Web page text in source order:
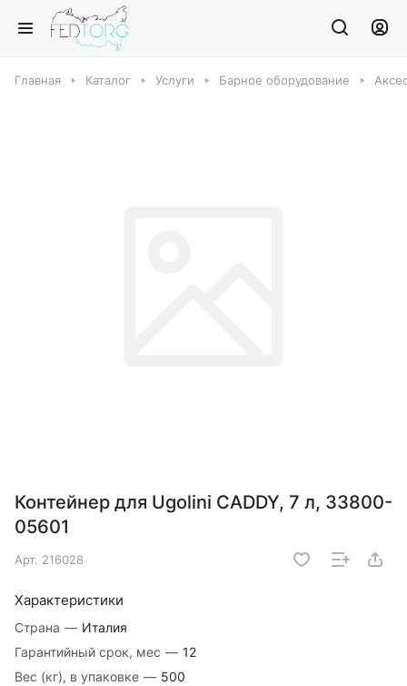
Главная Каталог Услуги Барное оборудование
Контейнер для Ugolini CADDY, 7 л, 33800-
05601
Арт. 216028
Характеристики
Страна — Италия
Гарантийный срок, мес — 12
Вес (кг), в упаковке — 500